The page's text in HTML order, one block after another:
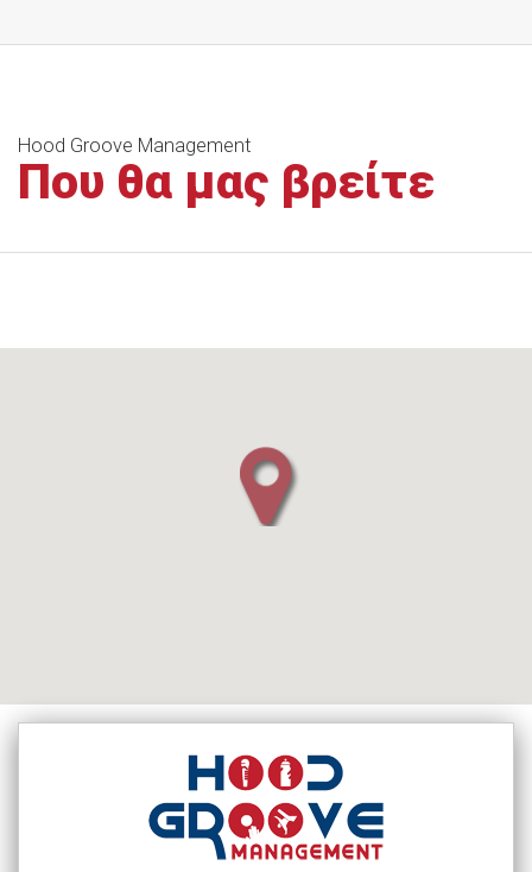
Hood Groove Management
Που θα μας βρείτε